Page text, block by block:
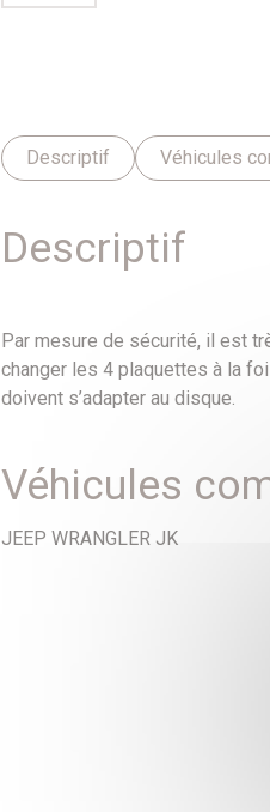
Descriptif Véhicules
Descriptif
Par mesure de sécurité, il est
changer les 4 plaquettes à la
doivent s’adapter au disque.
Véhicules
JEEP WRANGLER JK